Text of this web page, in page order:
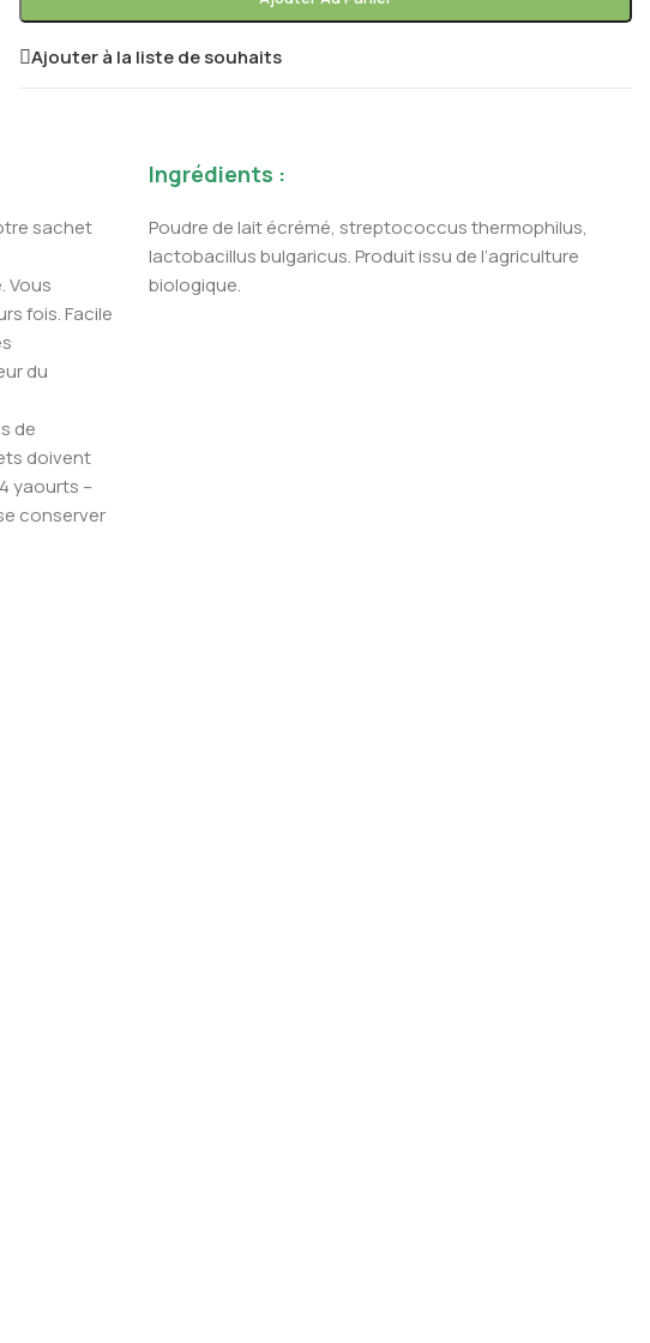
Ajouter à la liste de souhaits
sachet
Vous
fois. Facile
du
de
doivent
yaourts –
conserver
Ingrédients :
Poudre de lait écrémé, streptococcus thermophilus,
lactobacillus bulgaricus. Produit issu de l’agriculture
biologique.